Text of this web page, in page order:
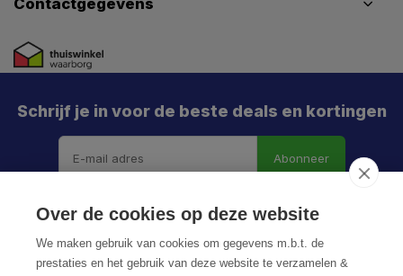
Contactgegevens
Schrijf je in voor de beste deals en kortingen
Abonneer
Over de cookies op deze website
We maken gebruik van cookies om gegevens m.b.t. de
prestaties en het gebruik van deze website te verzamelen &